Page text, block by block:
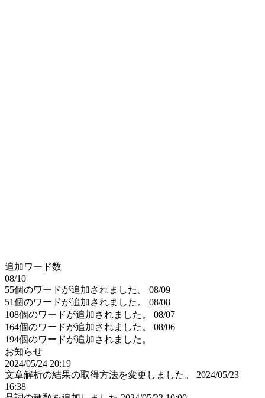
追加ワード数
08/10
55個のワードが追加されました。
08/09
51個のワードが追加されました。
08/08
108個のワードが追加されました。
08/07
164個のワードが追加されました。
08/06
194個のワードが追加されました。
お知らせ
2024/05/24 20:19
文章解析の結果の取得方法を変更しました。
2024/05/23
16:38